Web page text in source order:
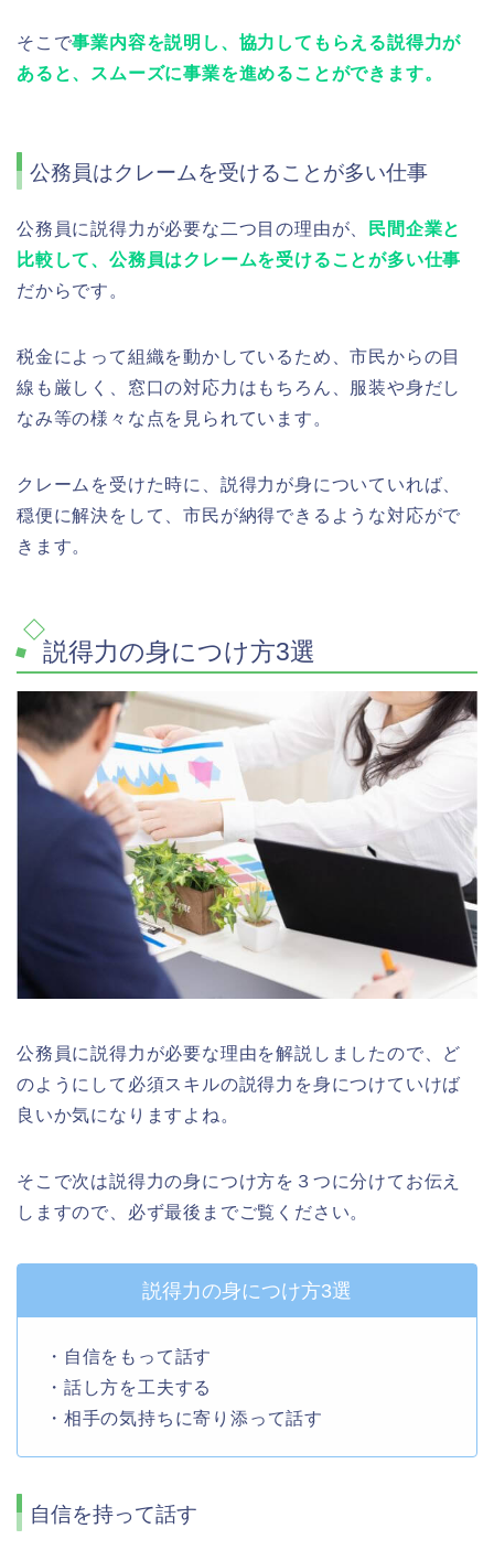
そこで事業内容を説明し、協力してもらえる説得力が
あると、スムーズに事業を進めることができます。
公務員はクレームを受けることが多い仕事
公務員に説得力が必要な二つ目の理由が、
民間企業と
比較して、公務員はクレームを受けることが多い仕事
だからです。
税金によって組織を動かしているため、市民からの目
線も厳しく、窓口の対応力はもちろん、服装や身だし
なみ等の様々な点を見られています。
クレームを受けた時に、説得力が身についていれば、
穏便に解決をして、市民が納得できるような対応がで
きます。
説得力の身につけ方3選
公務員に説得力が必要な理由を解説しましたので、ど
のようにして必須スキルの説得力を身につけていけば
良いか気になりますよね。
そこで次は説得力の身につけ方を３つに分けてお伝え
しますので、必ず最後までご覧ください。
説得力の身につけ方3選
・自信をもって話す
・話し方を工夫する
・相手の気持ちに寄り添って話す
自信を持って話す